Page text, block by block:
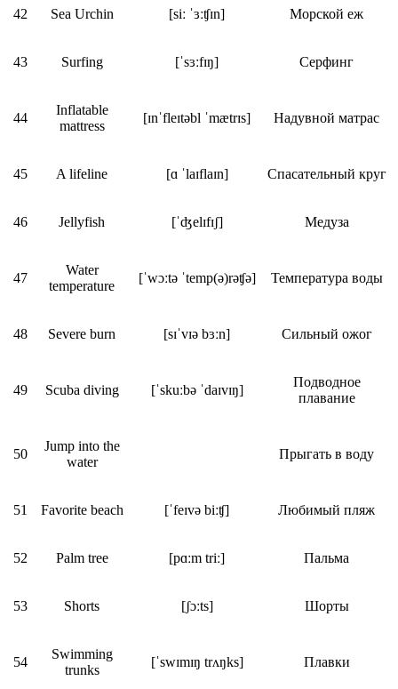
42 Sea Urchin [siː ˈɜːʧɪn] Морской еж
43 Surfing [ˈsɜːfɪŋ] Серфинг
44
Inflatable
mattress
[ɪnˈfleɪtəbl ˈmætrɪs] Надувной матрас
45 A lifeline [ɑ ˈlaɪflaɪn] Спасательный круг
46 Jellyfish [ˈʤelɪfɪʃ] Медуза
47
Water
temperature
[ˈwɔːtə ˈtemp(ə)rəʧə] Температура воды
48 Severe burn [sɪˈvɪə bɜːn] Сильный ожог
49 Scuba diving [ˈskuːbə ˈdaɪvɪŋ]
Подводное
плавание
50
Jump into the
water
Прыгать в воду
51 Favorite beach [ˈfeɪvə biːʧ] Любимый пляж
52 Palm tree [pɑːm triː] Пальма
53 Shorts [ʃɔːts] Шорты
54
Swimming
trunks
[ˈswɪmɪŋ trʌŋks] Плавки